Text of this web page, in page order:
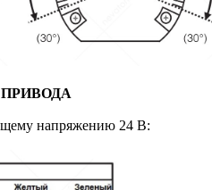
напряжению 24 В: